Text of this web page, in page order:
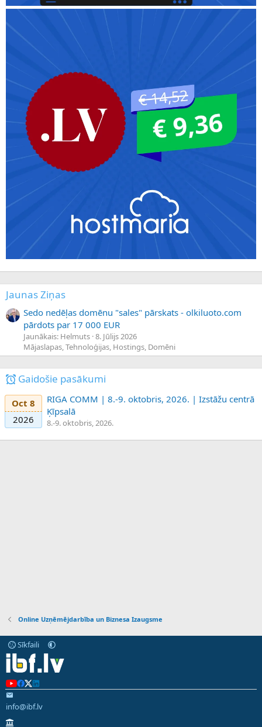
Jaunas Ziņas
Sedo nedēļas domēnu "sales" pārskats - olkiluoto.com
pārdots par 17 000 EUR
Jaunākais: Helmuts 8. Jūlijs 2026
Mājaslapas, Tehnoloģijas, Hostings, Domēni
Gaidošie pasākumi
Oct 8
2026
RIGA COMM | 8.-9. oktobris, 2026. | Izstāžu centrā
Ķīpsalā
8.-9. oktobris, 2026.
Online Uzņēmējdarbība un Biznesa Izaugsme
Sīkfaili
info@ibf.lv